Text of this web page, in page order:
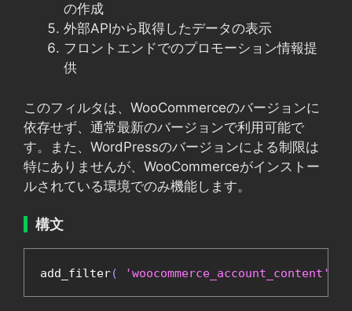
の作成
外部APIから取得したデータの表示
フロントエンドでのプロモーション情報提
供
このフィルタは、WooCommerceのバージョンに
依存せず、通常最新のバージョンで利用可能で
す。また、WordPressのバージョンによる制限は
特にありませんが、WooCommerceがインストー
ルされている環境でのみ機能します。
構文
add_filter( 'woocommerce_account_content'